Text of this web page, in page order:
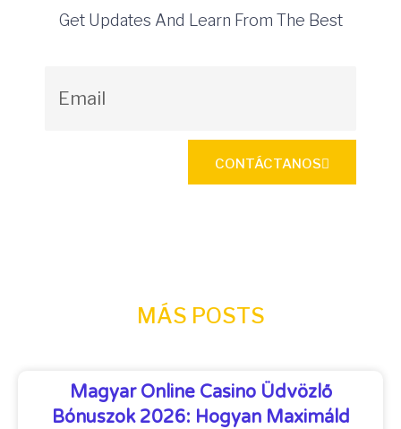
Get Updates And Learn From The Best
CONTÁCTANOS
MÁS POSTS
Magyar Online Casino Üdvözlő
Bónuszok 2026: Hogyan Maximáld